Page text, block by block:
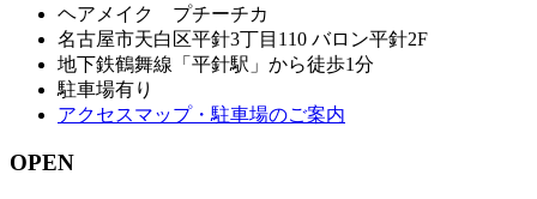
ヘアメイク プチーチカ
名古屋市天白区平針3丁目110 バロン平針2F
地下鉄鶴舞線「平針駅」から徒歩1分
駐車場有り
アクセスマップ・駐車場のご案内
OPEN